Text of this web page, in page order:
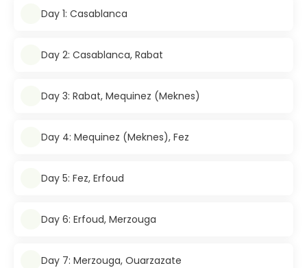
Day 1: Casablanca
Day 2: Casablanca, Rabat
Day 3: Rabat, Mequinez (Meknes)
Day 4: Mequinez (Meknes), Fez
Day 5: Fez, Erfoud
Day 6: Erfoud, Merzouga
Day 7: Merzouga, Ouarzazate